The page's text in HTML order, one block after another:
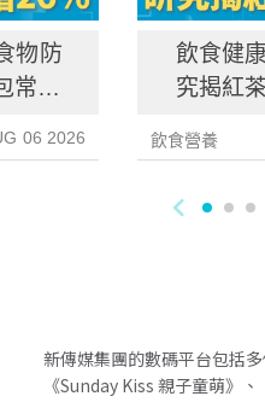
物防
常見
06 2026
飲食健
究揭紅
飲食營養